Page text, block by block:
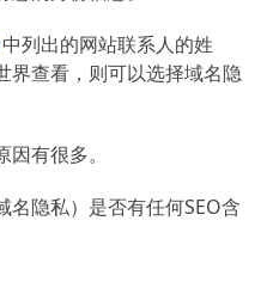
中列出的网站联系人的姓
界查看，则可以选择域名隐
有很多。
隐私）是否有任何SEO含